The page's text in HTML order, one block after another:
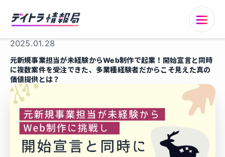
2025.01.28
元新規事業担当が未経験からWeb制作で起業！開始宣言と同時
に複数案件を受注できた、多業種経験者だからこそ見えた真の
価値提供とは？